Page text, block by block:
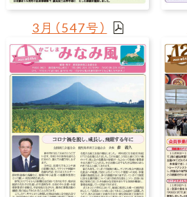
3月（547号）